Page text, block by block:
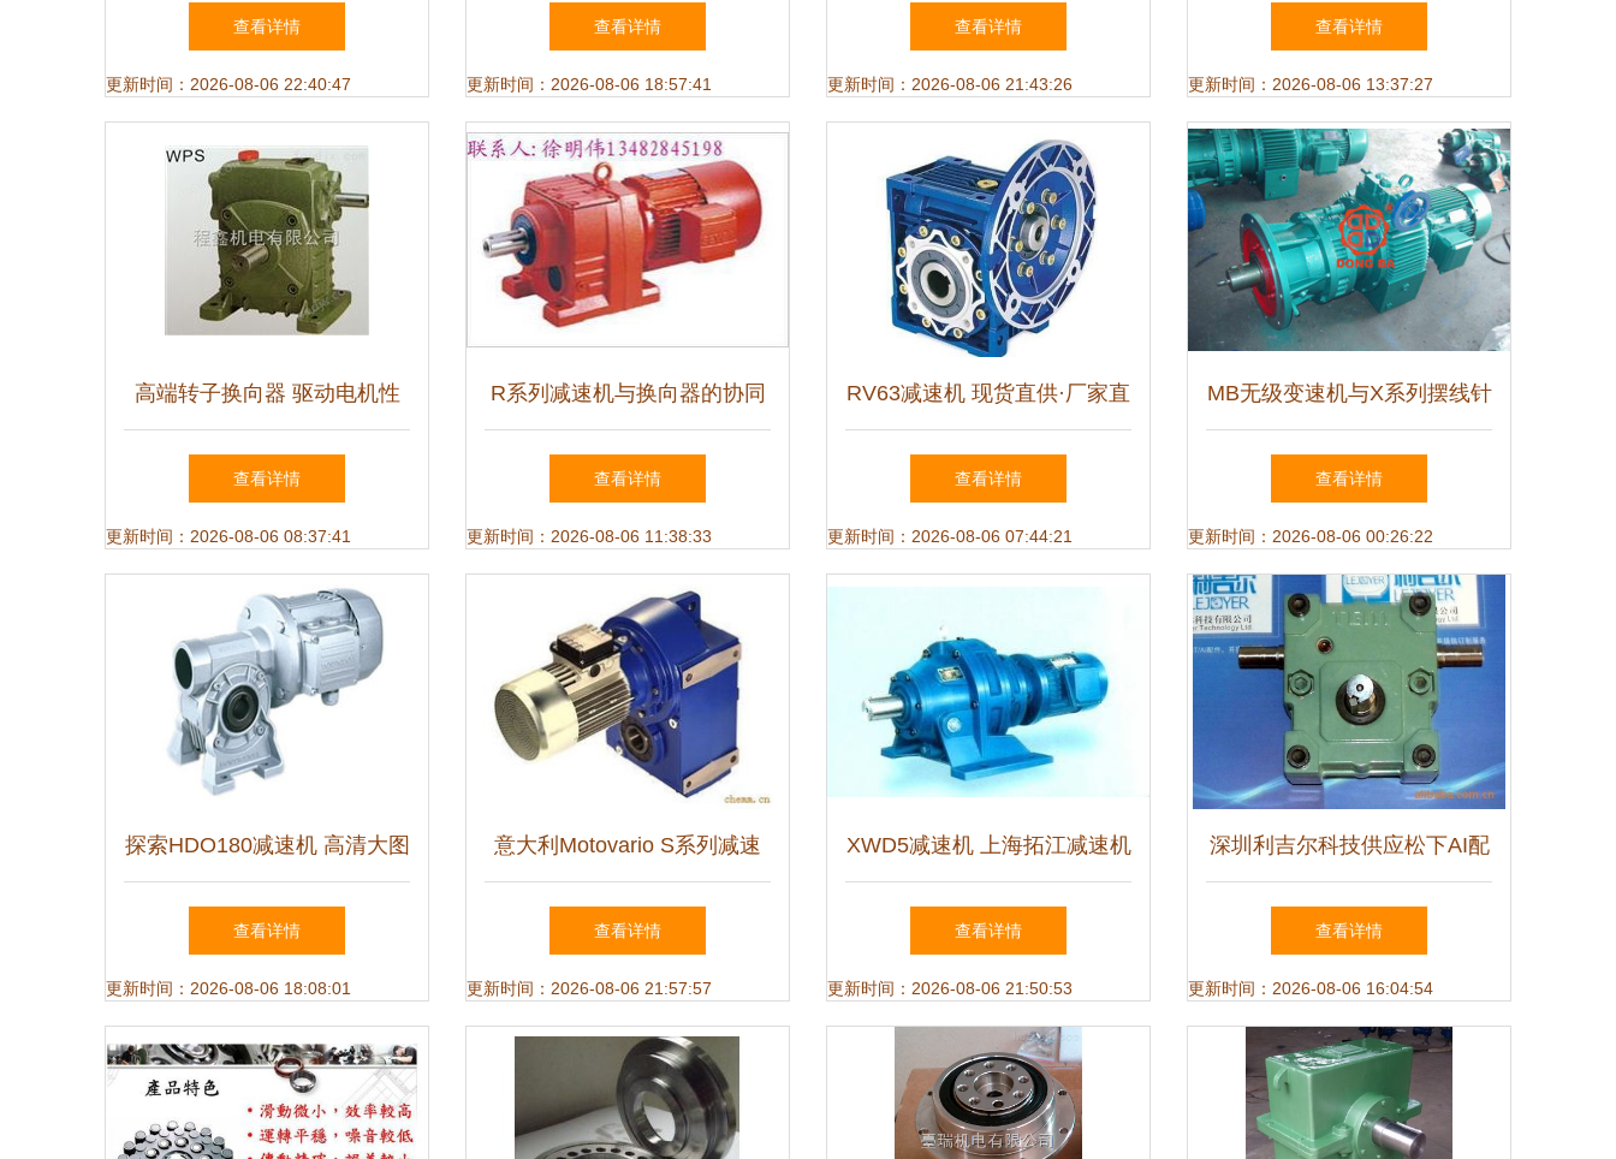
传动领域的关键部件深度解析
查看详情
更新时间：2026-08-06 22:40:47
与升降设备的关联
查看详情
更新时间：2026-08-06 18:57:41
技术解析与应用
查看详情
更新时间：2026-08-06 21:43:26
设备新标杆
查看详情
更新时间：2026-08-06 13:37:27
高端转子换向器 驱动电机性
能的核心引擎
查看详情
更新时间：2026-08-06 08:37:41
R系列减速机与换向器的协同
应用与维护指南
查看详情
更新时间：2026-08-06 11:38:33
RV63减速机 现货直供·厂家直
销·铝合金核心优势详解（升
降设备专用）
查看详情
更新时间：2026-08-06 07:44:21
MB无级变速机与X系列摆线针
轮减速机组合在升降设备中的
应用与优势分析
查看详情
更新时间：2026-08-06 00:26:22
探索HDO180减速机 高清大图
与性能解析
查看详情
更新时间：2026-08-06 18:08:01
意大利Motovario S系列减速
机 精密传动的工业标杆
查看详情
更新时间：2026-08-06 21:57:57
XWD5减速机 上海拓江减速机
厂在升降设备中的核心应用
查看详情
更新时间：2026-08-06 21:50:53
深圳利吉尔科技供应松下AI配
件X005083减速机 高性能换
向器解决方案
查看详情
更新时间：2026-08-06 16:04:54